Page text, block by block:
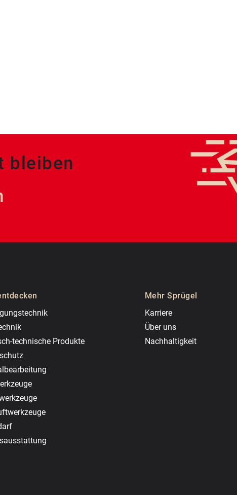
bleiben
technische Produkte
Mehr Sprügel
Karriere
Über uns
Nachhaltigkeit